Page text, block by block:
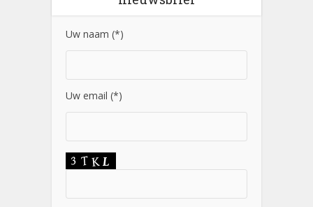
Uw naam (*)
Uw email (*)